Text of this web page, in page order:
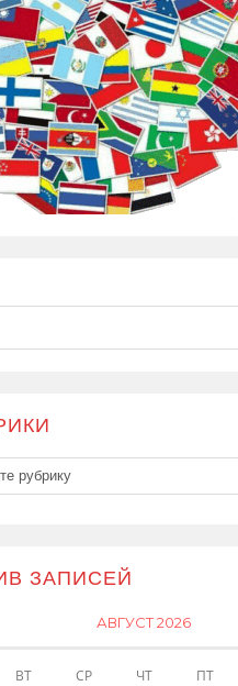
рубрику
ЗАПИСЕЙ
АВГУСТ 2026
ВТ СР ЧТ ПТ